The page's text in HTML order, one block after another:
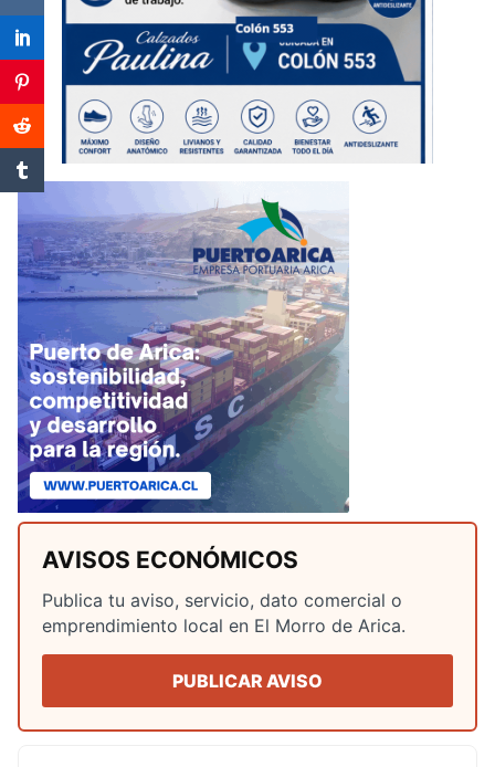
AVISOS ECONÓMICOS
Publica tu aviso, servicio, dato comercial o
emprendimiento local en El Morro de Arica.
PUBLICAR AVISO